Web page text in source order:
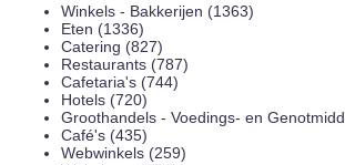
Winkels - Bakkerijen (1363)
Eten (1336)
Catering (827)
Restaurants (787)
Cafetaria's (744)
Hotels (720)
Groothandels - Voedings- en
Café's (435)
Webwinkels (259)